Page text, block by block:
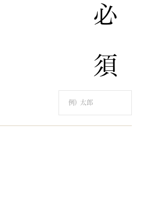
​必
須​